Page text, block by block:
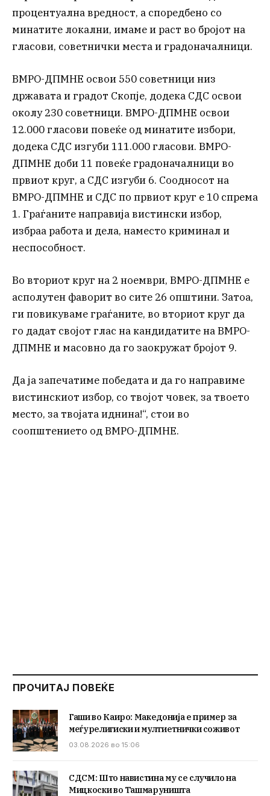
процентуална вредност, а споредбено со
минатите локални, имаме и раст во бројот на
гласови, советнички места и градоначалници.
ВМРО-ДПМНЕ освои 550 советници низ
државата и градот Скопје, додека СДС освои
околу 230 советници. ВМРО-ДПМНЕ освои
12.000 гласови повеќе од минатите избори,
додека СДС изгуби 111.000 гласови. ВМРО-
ДПМНЕ доби 11 повеќе градоначалници во
првиот круг, а СДС изгуби 6. Соодносот на
ВМРО-ДПМНЕ и СДС по првиот круг е 10 спрема
1. Граѓаните направија вистински избор,
избраа работа и дела, наместо криминал и
неспособност.
Во вториот круг на 2 ноември, ВМРО-ДПМНЕ е
асполутен фаворит во сите 26 општини. Затоа,
ги повикуваме граѓаните, во вториот круг да
го дадат својот глас на кандидатите на ВМРО-
ДПМНЕ и масовно да го заокружат бројот 9.
Да ја запечатиме победата и да го направиме
вистинскиот избор, со твојот човек, за твоето
место, за твојата иднина!“, стои во
соопштението од ВМРО-ДПМНЕ.
ПРОЧИТАЈ ПОВЕЌЕ
Гаши во Каиро: Македонија е пример за
меѓурелигиски и мултиетнички соживот
03.08.2026 во 15:06
СДСМ: Што навистина му се случило на
Мицкоски во Ташмаруништа